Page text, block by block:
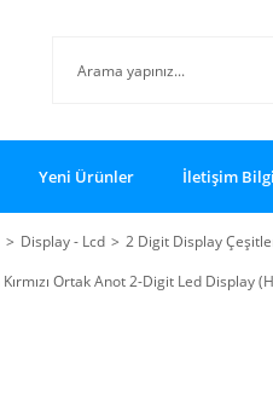
Yeni Ürünler İletişim
Display - Lcd 2 Digit Display